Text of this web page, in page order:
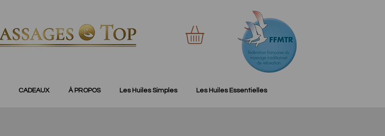
CADEAUX À PROPOS Les Huiles Simples Les Huiles Essentielles